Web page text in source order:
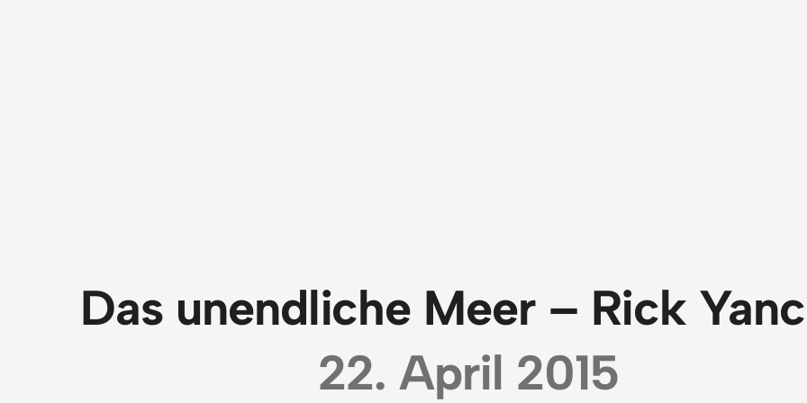
Das unendliche Meer – Rick
22. April 2015